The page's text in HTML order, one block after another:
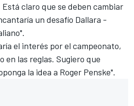
claro que se deben cambiar
un desafío Dallara -
el interés por el campeonato,
en las reglas. Sugiero que
la idea a Roger Penske".